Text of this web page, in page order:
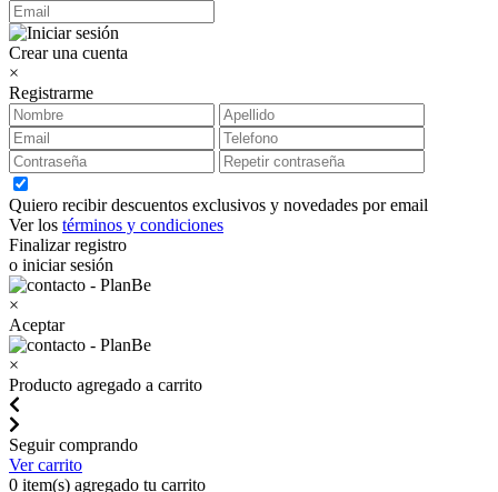
Crear una cuenta
×
Registrarme
Quiero recibir descuentos exclusivos y novedades por email
Ver los términos y condiciones
Finalizar registro
o iniciar sesión
×
Aceptar
×
Producto agregado a carrito
Seguir comprando
Ver carrito
0 item(s) agregado tu carrito